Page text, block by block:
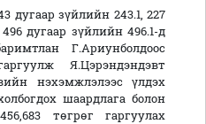
дугаар зүйлийн 243.1, 227
дугаар зүйлийн 496.1-д
Г.Ариунболдоос
Я.Цэрэндэндэвт
нэхэмжлэлээс үлдэх
шаардлага болон
төгрөг гаргуулах